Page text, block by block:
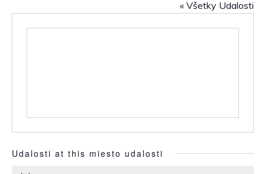
« Všetky Udalosti
Udalosti at this miesto udalosti